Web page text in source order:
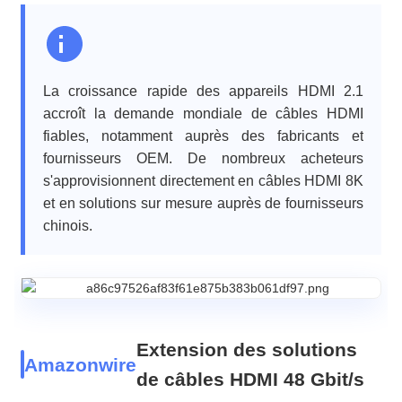
La croissance rapide des appareils HDMI 2.1
accroît la demande mondiale de câbles HDMI
fiables, notamment auprès des fabricants et
fournisseurs OEM. De nombreux acheteurs
s'approvisionnent directement en câbles HDMI 8K
et en solutions sur mesure auprès de fournisseurs
chinois.
Amazonwire
Extension des solutions
de câbles HDMI 48 Gbit/s